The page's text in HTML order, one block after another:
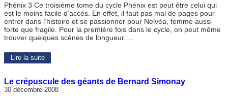
Phénix 3 Ce troisième tome du cycle Phénix est peut être celui qui
est le moins facile d’accès. En effet, il faut pas mal de pages pour
entrer dans l’histoire et se passionner pour Nelvéa, femme aussi
forte que fragile. Pour la première fois dans le cycle, on peut même
trouver quelques scènes de longueur.…
Lire la suite
Le crépuscule des géants de Bernard Simonay
30 décembre 2008